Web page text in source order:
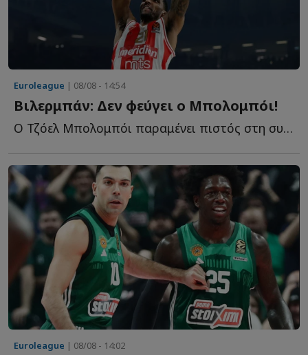
Euroleague | 08/08 - 14:54
Βιλερμπάν: Δεν φεύγει ο Μπολομπόι!
Ο Τζόελ Μπολομπόι παραμένει πιστός στη συμφωνία του μ...
Euroleague | 08/08 - 14:02